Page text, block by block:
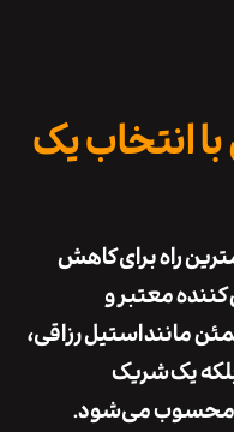
یک
برای کاهش
و
استیل رزاقی،
شریک
می‌شود.